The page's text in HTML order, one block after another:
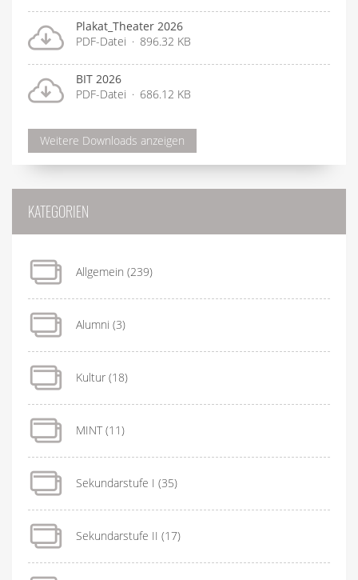
Plakat_Theater 2026
PDF-Datei
896.32 KB
BIT 2026
PDF-Datei
686.12 KB
Weitere Downloads anzeigen
KATEGORIEN
Allgemein (239)
Alumni (3)
Kultur (18)
MINT(11)
Sekundarstufe I (35)
Sekundarstufe II (17)